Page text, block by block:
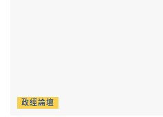
政經論壇